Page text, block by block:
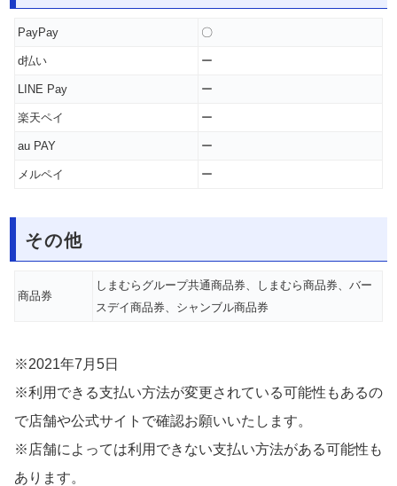
PayPay 〇
d払い ー
LINE Pay ー
楽天ペイ ー
au PAY ー
メルペイ ー
その他
商品券
しまむらグループ共通商品券、しまむら商品券、バー
スデイ商品券、シャンブル商品券
※2021年7月5日
※利用できる支払い方法が変更されている可能性もあるの
で店舗や公式サイトで確認お願いいたします。
※店舗によっては利用できない支払い方法がある可能性も
あります。